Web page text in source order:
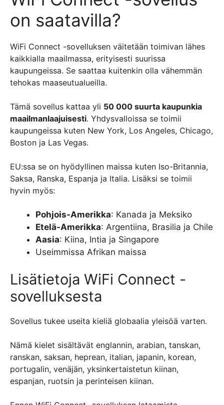
on saatavilla?
WiFi Connect -sovelluksen väitetään toimivan lähes
kaikkialla maailmassa, erityisesti suurissa
kaupungeissa. Se saattaa kuitenkin olla vähemmän
tehokas maaseutualueilla.
Tämä sovellus kattaa yli 50 000 suurta kaupunkia
maailmanlaajuisesti. Yhdysvalloissa se toimii
kaupungeissa kuten New York, Los Angeles, Chicago,
Boston ja Las Vegas.
EU:ssa se on hyödyllinen maissa kuten Iso-Britannia,
Saksa, Ranska, Espanja ja Italia. Lisäksi se toimii
hyvin myös:
Pohjois-Amerikka: Kanada ja Meksiko
Etelä-Amerikka: Argentiina, Brasilia ja Chile
Aasia: Kiina, Intia ja Singapore
Useimmissa Afrikan maissa
Lisätietoja WiFi Connect -
sovelluksesta
Sovellus tukee useita kieliä globaalia yleisöä varten.
Nämä kielet sisältävät englannin, arabian, tanskan,
ranskan, saksan, heprean, italian, japanin, korean,
portugalin, venäjän, yksinkertaistetun kiinan,
espanjan, ruotsin ja perinteisen kiinan.